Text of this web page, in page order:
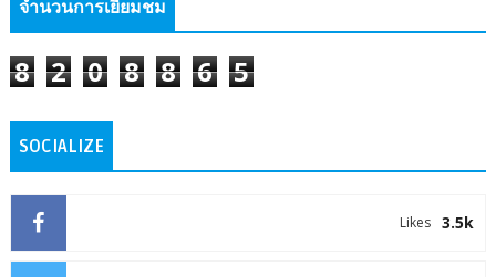
จำนวนการเยี่ยมชม
8 2 0 8 8 6 5
SOCIALIZE
3.5k
Likes